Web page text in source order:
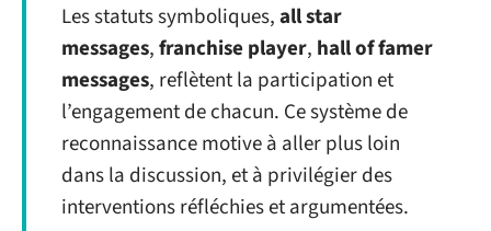
Les statuts symboliques,all star
messages,franchise player, hall of famer
messages, reflètent la participation et
l’engagement de chacun. Ce système de
reconnaissance motive à aller plus loin
dans la discussion, et à privilégier des
interventions réfléchies et argumentées.